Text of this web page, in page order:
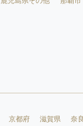
京都府 滋賀県 奈